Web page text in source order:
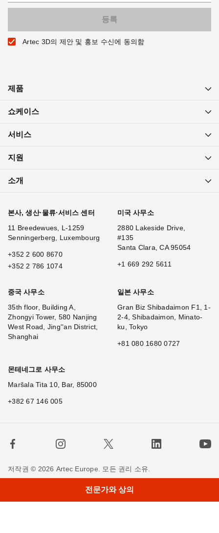
Artec 3D의 제안 및 홍보 수신에 동의함
제품
쇼케이스
서비스
지원
소개
본사, 생산·물류·서비스 센터
11 Breedewues, L-1259
Senningerberg, Luxembourg
+352 2 600 8670
+352 2 786 1074
미국 사무소
2880 Lakeside Drive,
#135
Santa Clara, CA 95054
+1 669 292 5611
중국 사무소
35th floor, Building A,
Zhongyi Tower, 580 Nanjing
West Road, Jing''an District,
Shanghai
일본 사무소
Gran Biz Shibadaimon F1, 1-
2-4, Shibadaimon, Minato-
ku, Tokyo
+81 080 1680 0727
몬테네그로 사무소
Maršala Tita 10, Bar, 85000
+382 67 146 005
저작권 © 2026 Artec Europe. 모든 권리 소유.
전문가와 상의